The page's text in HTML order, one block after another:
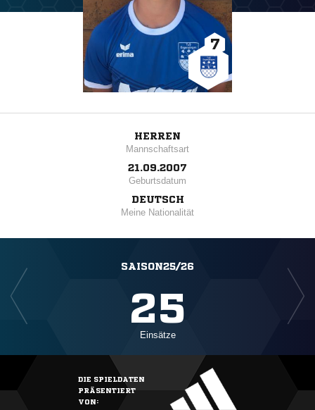
7
HERREN
Mannschaftsart
21.09.2007
Geburtsdatum
DEUTSCH
Meine Nationalität
SAISON25/26
25
Einsätze
DIE SPIELDATEN
PRÄSENTIERT
VON: